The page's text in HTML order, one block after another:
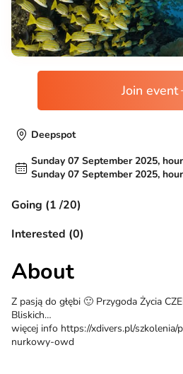
Join event
Deepspot
Sunday 07 September 2025,
Sunday 07 September 2025,
Going (1 /20)
Interested (0)
About
Z pasją do głębi 🙂 Przygoda Życia
Bliskich…
więcej info https://xdivers.pl/
nurkowy-owd